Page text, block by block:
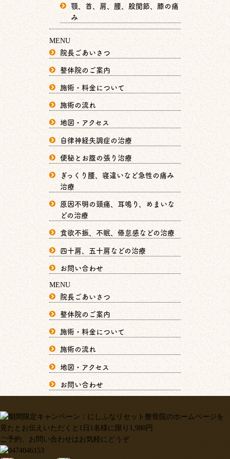
顎、首、肩、腰、股関節、膝の痛
み
MENU
院長ごあいさつ
整体院のご案内
施術・料金について
施術の流れ
地図・アクセス
自律神経失調症の治療
便秘とお腹の張り治療
ぎっくり腰、寝違いなど急性の痛み
治療
原因不明の頭痛、耳鳴り、めまいな
どの治療
食欲不振、不眠、倦怠感などの治療
四十肩、五十肩などの治療
お問い合わせ
MENU
院長ごあいさつ
整体院のご案内
施術・料金について
施術の流れ
地図・アクセス
お問い合わせ
ご予約、お問い合わせはお気軽にどうぞ